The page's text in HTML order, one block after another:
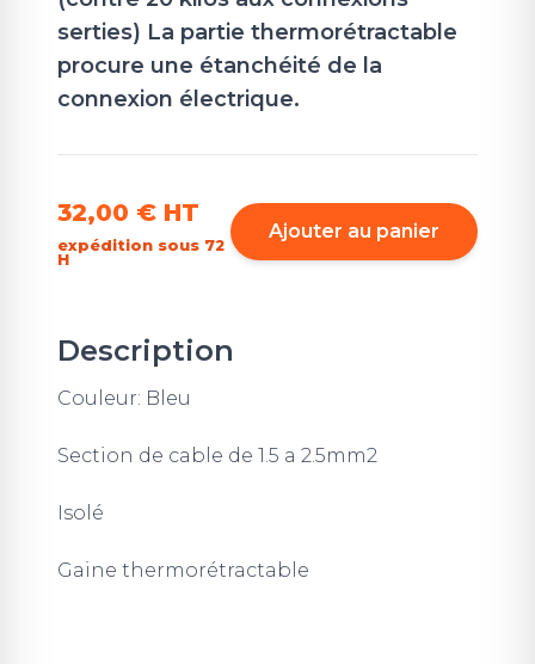
serties) La partie thermorétractable
procure une étanchéité de la
connexion électrique.
32,00 € HT
expédition sous 72
H
Ajouter au panier
Description
Couleur: Bleu
Section de cable de 1.5 a 2.5mm2
Isolé
Gaine thermorétractable